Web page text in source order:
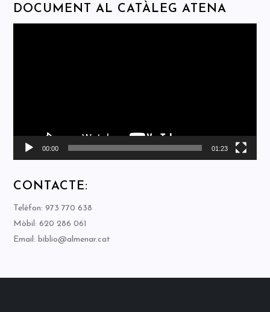
DOCUMENT AL CATÀLEG ATENA
00:00 01:23
CONTACTE:
Telèfon: 973 770 638
Mòbil: 620 286 061
Email: biblio@almenar.cat